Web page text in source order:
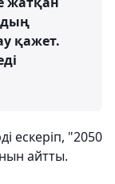
қажет.
ескеріп, "2050
айтты.